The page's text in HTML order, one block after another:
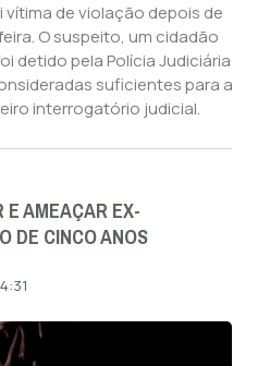
vítima de violação depois de
O suspeito, um cidadão
detido pela Polícia Judiciária
suficientes para a
interrogatório judicial.
AMEAÇAR EX-
DE CINCO ANOS